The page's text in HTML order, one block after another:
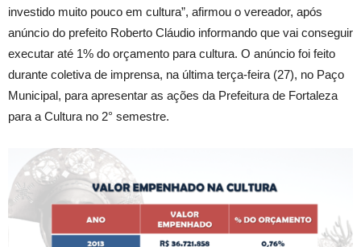
investido muito pouco em cultura”, afirmou o vereador, após
anúncio do prefeito Roberto Cláudio informando que vai conseguir
executar até 1% do orçamento para cultura. O anúncio foi feito
durante coletiva de imprensa, na última terça-feira (27), no Paço
Municipal, para apresentar as ações da Prefeitura de Fortaleza
para a Cultura no 2° semestre.